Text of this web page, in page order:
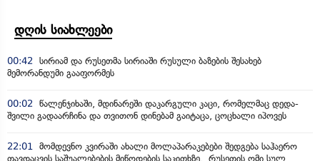
დღის სიახლეები
00:42
სირიამ და რუსეთმა სირიაში რუსული ბაზების შესახებ
მემორანდუმი გააფორმეს
00:02
წალენჯიხაში, მდინარეში დაკარგული კაცი, რომელმაც დედა-
შვილი გადაარჩინა და თვითონ დინებამ გაიტაცა, ცოცხალი იპოვეს
22:01
მომდევნო კვირაში ახალი მოლაპარაკებები შედგება საჰაერო
თავდაცვის საშუალებების მიწოდების საკითხზე, რუსეთის ომი სულ